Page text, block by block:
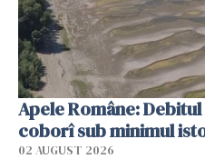
Apele Române:
coborî sub minimul
02 AUGUST 2026